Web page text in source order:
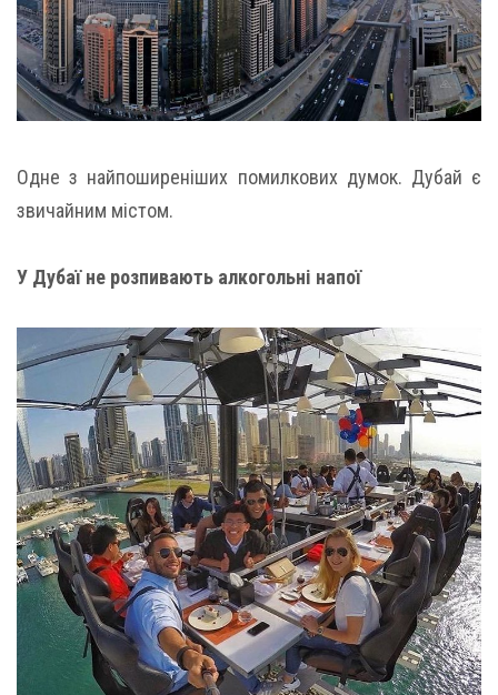
Одне з найпоширеніших помилкових думок. Дубай є
звичайним містом.
У Дубаї не розпивають алкогольні напої